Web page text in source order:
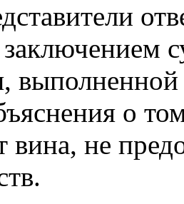
заключением
о
вина, не